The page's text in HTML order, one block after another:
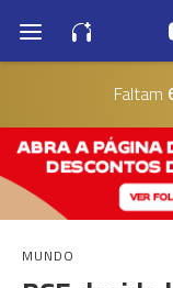
Faltam
MUNDO